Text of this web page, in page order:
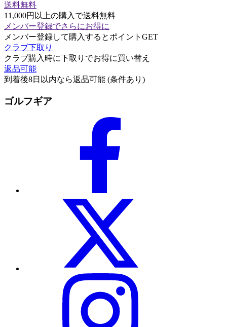
送料無料
11,000円以上の購入で送料無料
メンバー登録でさらにお得に
メンバー登録して購入するとポイントGET
クラブ下取り
クラブ購入時に下取りでお得に買い替え
返品可能
到着後8日以内なら返品可能 (条件あり)
ゴルフギア